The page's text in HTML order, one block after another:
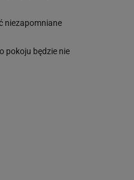
niezapomniane
pokoju będzie nie